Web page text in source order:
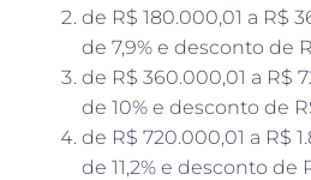
de R$ 180.000,01 a R$
de 7,9% e desconto de
de R$ 360.000,01 a R$
de 10% e desconto de
de R$ 720.000,01 a R$
de 11,2% e desconto de